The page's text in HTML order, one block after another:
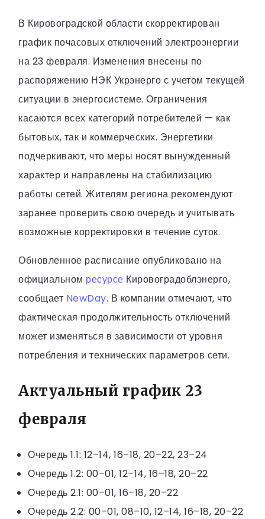
В Кировоградской области скорректирован
график почасовых отключений электроэнергии
на 23 февраля. Изменения внесены по
распоряжению НЭК Укрэнерго с учетом текущей
ситуации в энергосистеме. Ограничения
касаются всех категорий потребителей — как
бытовых, так и коммерческих. Энергетики
подчеркивают, что меры носят вынужденный
характер и направлены на стабилизацию
работы сетей. Жителям региона рекомендуют
заранее проверить свою очередь и учитывать
возможные корректировки в течение суток.
Обновленное расписание опубликовано на
официальном ресурсе Кировоградоблэнерго,
сообщает NewDay. В компании отмечают, что
фактическая продолжительность отключений
может изменяться в зависимости от уровня
потребления и технических параметров сети.
Актуальный график 23
февраля
Очередь 1.1: 12–14, 16–18, 20–22, 23–24
Очередь 1.2: 00–01, 12–14, 16–18, 20–22
Очередь 2.1: 00–01, 16–18, 20–22
Очередь 2.2: 00–01, 08–10, 12–14, 16–18, 20–22